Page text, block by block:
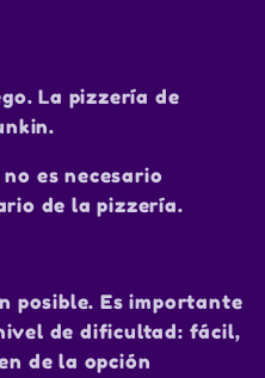
La pizzería de
es necesario
de la pizzería.
posible. Es importante
de dificultad: fácil,
de la opción